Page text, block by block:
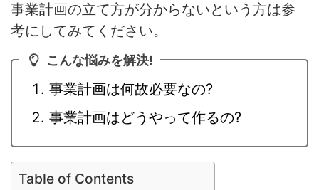
事業計画の立て方が分からないという方は参
考にしてみてください。
こんな悩みを解決!
事業計画は何故必要なの?
事業計画はどうやって作るの?
Table of Contents